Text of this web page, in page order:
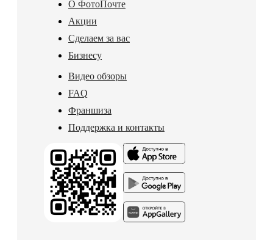
О ФотоПочте
Акции
Сделаем за вас
Бизнесу
Видео обзоры
FAQ
Франшиза
Поддержка и контакты